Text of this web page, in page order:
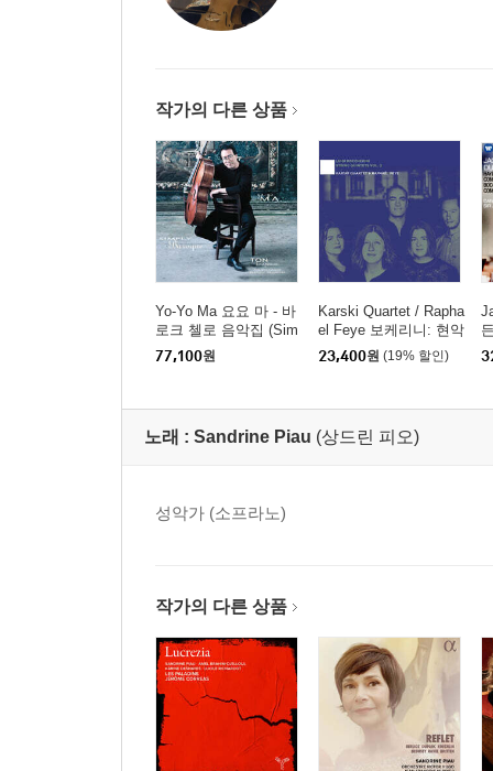
작가의 다른 상품
Yo-Yo Ma 요요 마 - 바
로크 첼로 음악집 (Sim
ply Baroque) [청록 컬
러 2LP]
77,100원
Karski Quartet / Rapha
el Feye 보케리니: 현악
오중주 (Boccherini: Str
ing Quintets Vol. 2)
23,400원 (19% 할인)
노래 : Sandrine Piau (상드린 피오)
성악가 (소프라노)
작가의 다른 상품